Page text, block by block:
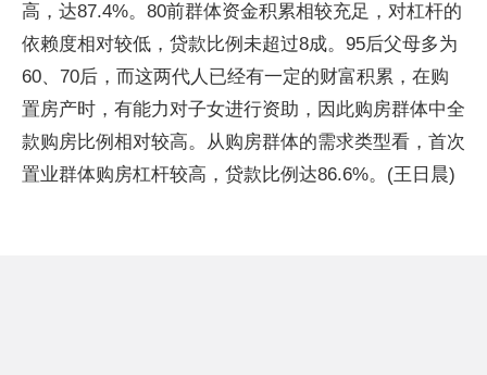
高，达87.4%。80前群体资金积累相较充足，对杠杆的
依赖度相对较低，贷款比例未超过8成。95后父母多为
60、70后，而这两代人已经有一定的财富积累，在购
置房产时，有能力对子女进行资助，因此购房群体中全
款购房比例相对较高。从购房群体的需求类型看，首次
置业群体购房杠杆较高，贷款比例达86.6%。(王日晨)